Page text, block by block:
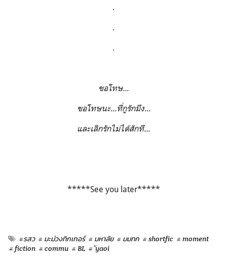
.
.
.
ขอโทษ...
ขอโทษนะ...ที่กูรักมึง...
และเลิกรักไม่ได้สักที...
*****See you later*****
#รสว # มะม่วงทิกเกอร์ # มหาลัย # มมทก # shortfic # moment
# fiction # commu # BL # ัyaoi